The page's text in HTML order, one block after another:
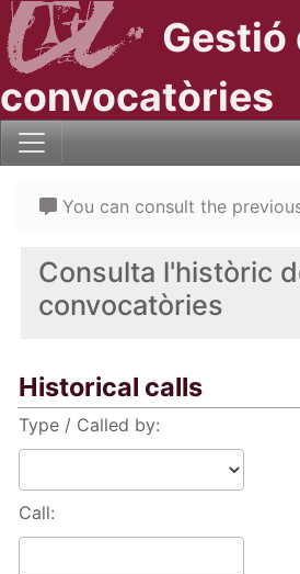
Gestió
convocatòries
Consulta l'històric
convocatòries
Historical calls
Type / Called by:
Call:
You can consult the